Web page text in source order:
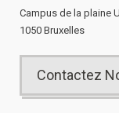
Campus de la plaine
1050 Bruxelles
Contactez